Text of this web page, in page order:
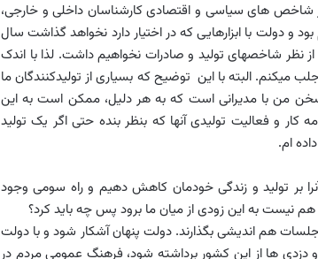
شاخص های سیاسی و اقتصادی کارشناسان داخلی و خارجی،
و دولت با ابزارهایی که در اختیار دارد نخواهد گذاشت سال
نظر شاخصهای تولید و صادرات نخواهیم داشت. لذا با اندک
میکنم. البته با این توضیح که بسیاری از تولیدکنندگان ما
سخن من با مدیرانی است که به هر دلیل، ممکن است به این
کار و فعالیت تولیدی آنها که بنظر بنده حتی اگر یک تولید
ام.
بر تولید و زندگی خودمان کاهش دهیم و راه سومی وجود
نیست به این زودی از میان ما برود پس چه باید کرد؟
جلسات هم اندیشی بگذارند. دولت پنهان آشکار شود و با دولت
ها از این کشور برداشته شود، فرهنگ عمومی مردم در